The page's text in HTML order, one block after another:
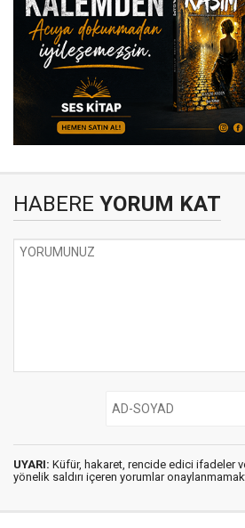
HABERE YORUM KAT
UYARI: Küfür, hakaret, rencide edici ifadeler
yönelik saldırı içeren yorumlar